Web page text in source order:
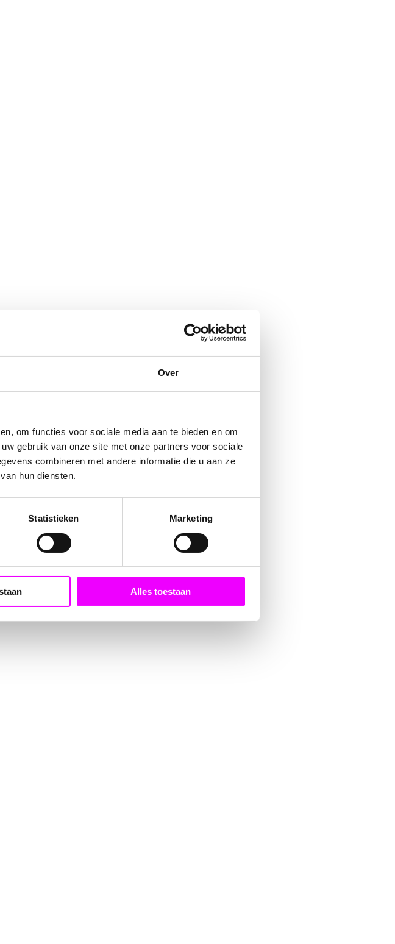
Over
om functies voor sociale media aan te bieden en om
gebruik van onze site met onze partners voor sociale
combineren met andere informatie die u aan ze
hun diensten.
Statistieken Marketing
Alles toestaan